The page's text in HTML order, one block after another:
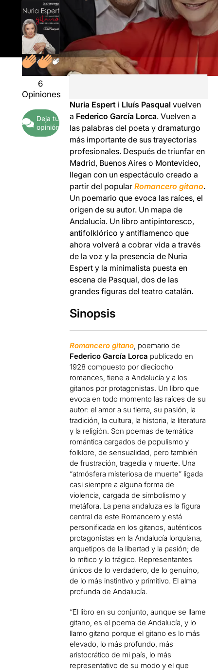
6
Opiniones
Deja tu
opinión
Nuria Espert i Lluís Pasqual vuelven
a Federico García Lorca. Vuelven a
las palabras del poeta y dramaturgo
más importante de sus trayectorias
profesionales. Después de triunfar en
Madrid, Buenos Aires o Montevideo,
llegan con un espectáculo creado a
partir del popularRomancero gitano.
Un poemario que evoca las raíces, el
origen de su autor. Un mapa de
Andalucía. Un libro antipintoresco,
antifolklórico y antiflamenco que
ahora volverá a cobrar vida a través
de la voz y la presencia de Nuria
Espert y la minimalista puesta en
escena de Pasqual, dos de las
grandes figuras del teatro catalán.
Sinopsis
Romancero gitano , poemario de
Federico García Lorca publicado en
1928 compuesto por dieciocho
romances, tiene a Andalucía y a los
gitanos por protagonistas. Un libro que
evoca en todo momento las raíces de su
autor: el amor a su tierra, su pasión, la
tradición, la cultura, la historia, la literatura
y la religión. Son poemas de temática
romántica cargados de populismo y
folklore, de sensualidad, pero también
de frustración, tragedia y muerte. Una
“atmósfera misteriosa de muerte” ligada
casi siempre a alguna forma de
violencia, cargada de simbolismo y
metáfora. La pena andaluza es la figura
central de este Romancero y está
personificada en los gitanos, auténticos
protagonistas en la Andalucía lorquiana,
arquetipos de la libertad y la pasión; de
lo mítico y lo trágico. Representantes
únicos de lo verdadero, de lo genuino,
de lo más instintivo y primitivo. El alma
profunda de Andalucía.
“El libro en su conjunto, aunque se llame
gitano, es el poema de Andalucía, y lo
llamo gitano porque el gitano es lo más
elevado, lo más profundo, más
aristocrático de mi país, lo más
representativo de su modo y el que